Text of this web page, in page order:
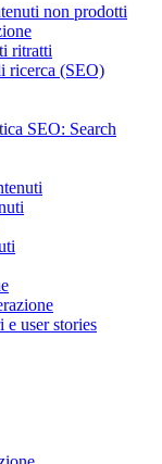
non prodotti
ritratti
ricerca (SEO)
SEO: Search
e user stories